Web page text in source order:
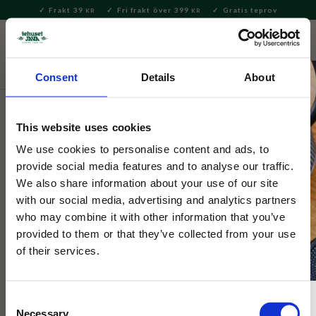
Consent Details About
This website uses cookies
We use cookies to personalise content and ads, to
provide social media features and to analyse our traffic.
We also share information about your use of our site
with our social media, advertising and analytics partners
who may combine it with other information that you’ve
provided to them or that they’ve collected from your use
of their services.
Necessary
Meny
Frakt 39 KR Fri frakt över 399 KR Gratis teprov
Bryggning & Tillbehör
Hario
Hario Pour Over Kit V60
Ett grundpaket för Pour Over- bryggning! Filter, filterhållare
och kanna med tillhörande lock, perfekt present till
kaffeälskaren!